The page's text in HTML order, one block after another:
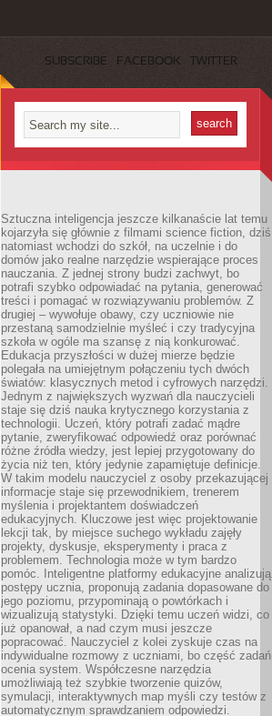
SUBSCRIBE FACEBOOK TWITTER
Sztuczna inteligencja jeszcze kilkanaście lat temu
kojarzyła się głównie z filmami science fiction, dziś
natomiast wchodzi do szkół, na uczelnie i do
domów jako realne narzędzie wspierające proces
nauczania. Z jednej strony budzi zachwyt, bo
potrafi szybko odpowiadać na pytania, generować
treści i pomagać w rozwiązywaniu problemów. Z
drugiej – wywołuje obawy, czy uczniowie nie
przestaną samodzielnie myśleć i czy tradycyjna
szkoła w ogóle ma szansę z nią konkurować.
Edukacja przyszłości w dużej mierze będzie
polegała na umiejętnym połączeniu tych dwóch
światów: klasycznych metod i cyfrowych narzędzi.
Jednym z największych wyzwań dla nauczycieli
staje się dziś nauka krytycznego korzystania z
technologii. Uczeń, który potrafi zadać mądre
pytanie, zweryfikować odpowiedź oraz porównać
różne źródła wiedzy, jest lepiej przygotowany do
życia niż ten, który jedynie zapamiętuje definicje.
W takim modelu nauczyciel z osoby przekazującej
informacje staje się przewodnikiem, trenerem
myślenia i projektantem doświadczeń
edukacyjnych. Kluczowe jest więc projektowanie
lekcji tak, by miejsce suchego wykładu zajęły
projekty, dyskusje, eksperymenty i praca z
problemem. Technologia może w tym bardzo
pomóc. Inteligentne platformy edukacyjne analizują
postępy ucznia, proponują zadania dopasowane do
jego poziomu, przypominają o powtórkach i
wizualizują statystyki. Dzięki temu uczeń widzi, co
już opanował, a nad czym musi jeszcze
popracować. Nauczyciel z kolei zyskuje czas na
indywidualne rozmowy z uczniami, bo część zadań
ocenia system. Współczesne narzędzia
umożliwiają też szybkie tworzenie quizów,
symulacji, interaktywnych map myśli czy testów z
automatycznym sprawdzaniem odpowiedzi.